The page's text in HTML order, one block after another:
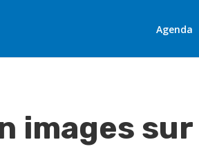
Agenda
images